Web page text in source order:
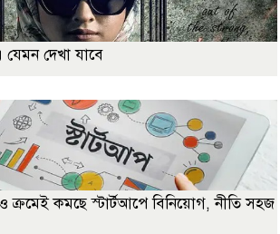
দেখা যাবে
ক্রমেই কমছে স্টার্টআপে বিনিয়োগ, নীতি সহজ